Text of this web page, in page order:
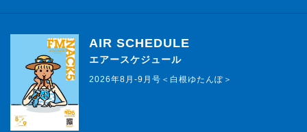
AIR SCHEDULE
エアースケジュール
2026年8月-9月号＜白根ゆたんぽ＞